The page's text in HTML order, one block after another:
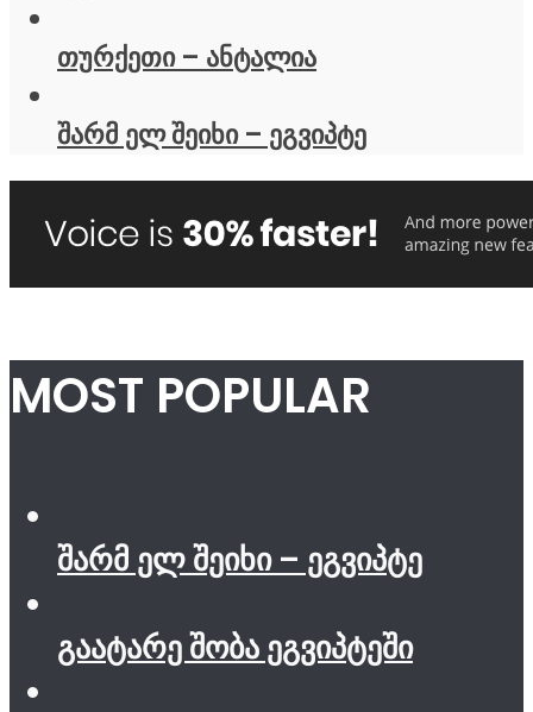
თურქეთი – ანტალია
შარმ ელ შეიხი – ეგვიპტე
MOST POPULAR
შარმ ელ შეიხი – ეგვიპტე
გაატარე შობა ეგვიპტეში